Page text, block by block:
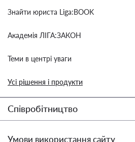
Знайти юриста Liga:BOOK
Академія ЛІГА:ЗАКОН
Теми в центрі уваги
Усі рішення і продукти
Співробітництво
Умови використання сайту